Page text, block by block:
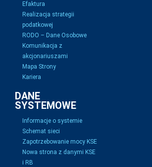
Efaktura
Realizacja strategii
podatkowej
RODO – Dane Osobowe
Komunikacja z
akcjonariuszami
Mapa Strony
Kariera
DANE
SYSTEMOWE
Informacje o systemie
Schemat sieci
Zapotrzebowanie mocy KSE
Nowa strona z danymi KSE
i RB